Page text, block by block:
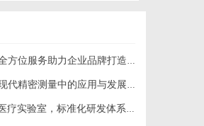
服务助力企业品牌打造与市场开拓
精密测量中的应用与发展趋势
实验室，标准化研发体系全解析